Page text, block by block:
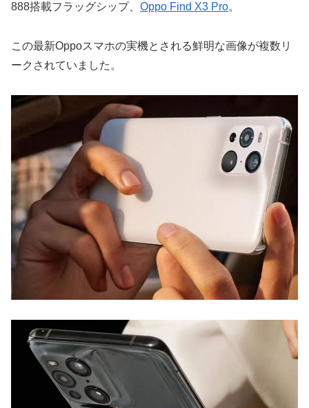
888搭載フラッグシップ、 Oppo Find X3 Pro。
この最新Oppoスマホの実機とされる鮮明な画像が複数リ
ークされていました。